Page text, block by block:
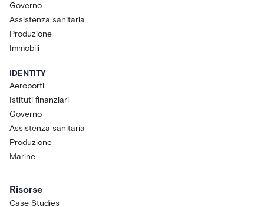
Governo
Assistenza sanitaria
Produzione
Immobili
IDENTITY
Aeroporti
Istituti finanziari
Governo
Assistenza sanitaria
Produzione
Marine
Risorse
Case Studies